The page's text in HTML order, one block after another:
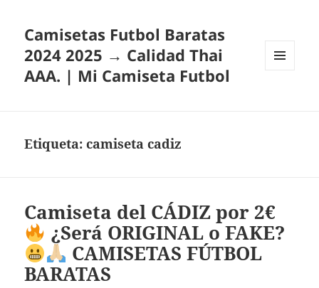
Camisetas Futbol Baratas
2024 2025 → Calidad Thai
AAA. | Mi Camiseta Futbol
Etiqueta:camiseta cadiz
Camiseta del CÁDIZ por 2€
¿Será ORIGINAL o FAKE?
CAMISETAS FÚTBOL
BARATAS